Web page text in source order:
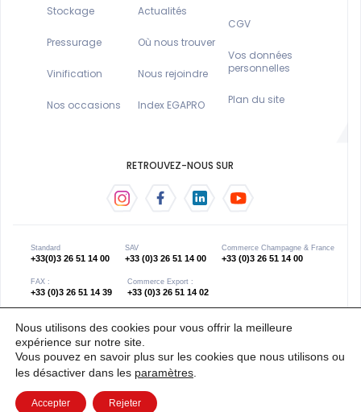
Stockage
Pressurage
Vinification
Nos occasions
Actualités
Où nous trouver
Nous rejoindre
Index EGAPRO
CGV
Vos données
personnelles
Plan du site
RETROUVEZ-NOUS SUR
Standard
+33(0)3 26 51 14 00
SAV
+33 (0)3 26 51 14 00
Commerce Champagne & France
+33 (0)3 26 51 14 00
FAX :
+33 (0)3 26 51 14 39
Commerce Export :
+33 (0)3 26 51 14 02
Copyright 2021 © œno concept - Index égalité hommes /
femmes 0
Discrets
Nous utilisons des cookies pour vous offrir la meilleure
expérience sur notre site.
Vous pouvez en savoir plus sur les cookies que nous utilisons ou
les désactiver dans les paramètres
Accepter Rejeter